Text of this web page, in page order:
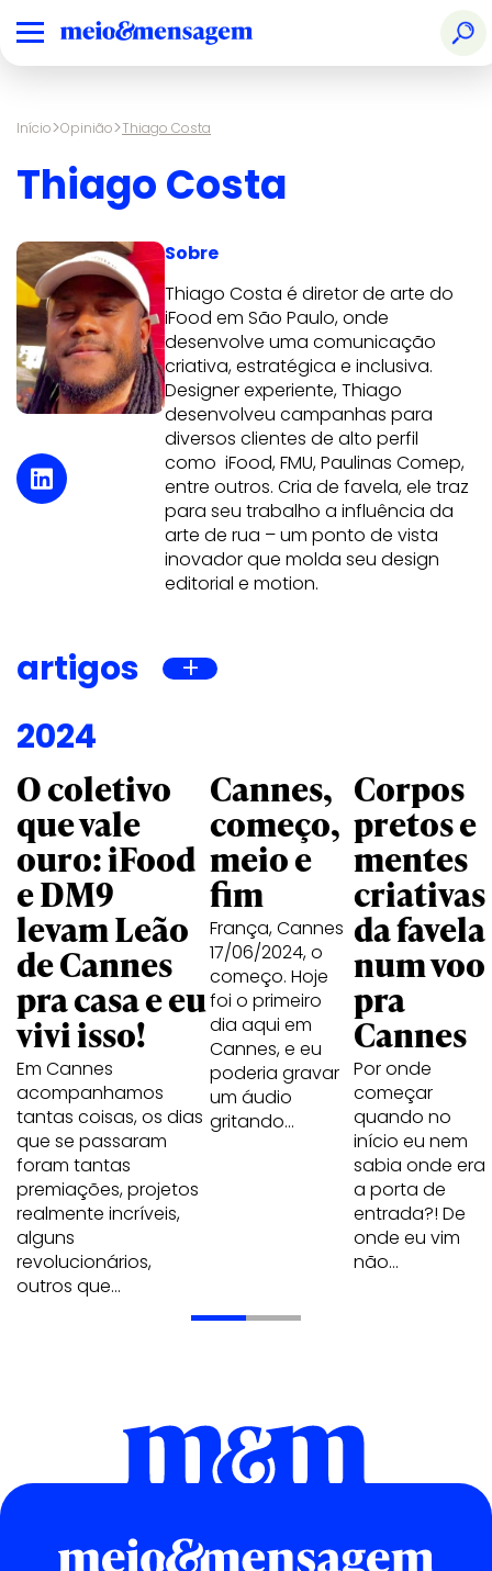
Início>Opinião>Thiago Costa
Thiago Costa
Sobre
Thiago Costa é diretor de arte do
iFood em São Paulo, onde
desenvolve uma comunicação
criativa, estratégica e inclusiva.
Designer experiente, Thiago
desenvolveu campanhas para
diversos clientes de alto perfil
como iFood,FMU,Paulinas Comep,
entre outros. Cria de favela, ele traz
para seu trabalho a influência da
arte de rua – um ponto de vista
inovador que molda seu design
editorial e motion.
artigos
2024
O coletivo
que vale
ouro: iFood
e DM9
levam Leão
de Cannes
pra casa e eu
vivi isso!
Em Cannes
acompanhamos
tantas coisas, os dias
que se passaram
foram tantas
premiações, projetos
realmente incríveis,
alguns
revolucionários,
outros que…
Cannes,
começo,
meio e
fim
França, Cannes
17/06/2024, o
começo. Hoje
foi o primeiro
dia aqui em
Cannes, e eu
poderia gravar
um áudio
gritando…
Corpos
pretos e
mentes
criativas
da favela
num voo
pra
Cannes
Por onde
começar
quando no
início eu nem
sabia onde era
a porta de
entrada?! De
onde eu vim
não…